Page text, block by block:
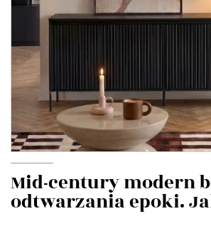
Mid-century modern
odtwarzania epoki.